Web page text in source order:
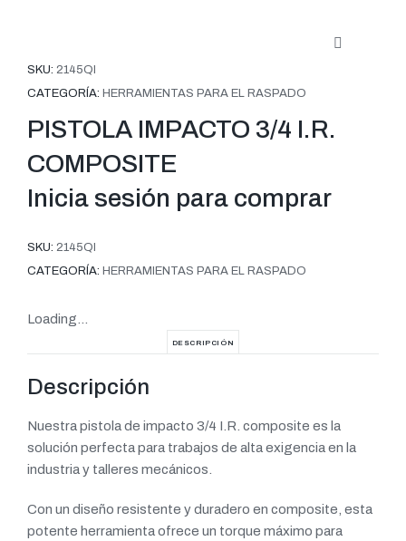
SKU: 2145QI
CATEGORÍA: HERRAMIENTAS PARA EL RASPADO
PISTOLA IMPACTO 3/4 I.R.
COMPOSITE
Inicia sesión para comprar
SKU: 2145QI
CATEGORÍA: HERRAMIENTAS PARA EL RASPADO
Loading...
DESCRIPCIÓN
Descripción
Nuestra pistola de impacto 3/4 I.R. composite es la
solución perfecta para trabajos de alta exigencia en la
industria y talleres mecánicos.
Con un diseño resistente y duradero en composite, esta
potente herramienta ofrece un torque máximo para